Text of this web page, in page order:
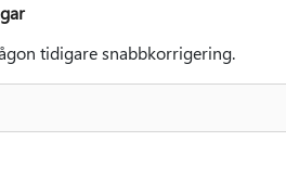
tidigare snabbkorrigering.